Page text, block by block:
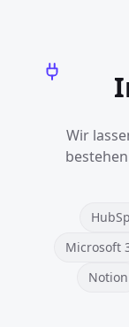
Wir
Microsoft
Notion